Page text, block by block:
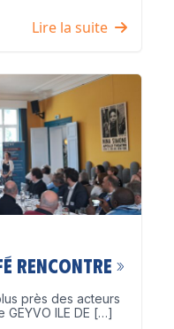
Lire la suite
Rencontre »
près des acteurs
ILE DE […]